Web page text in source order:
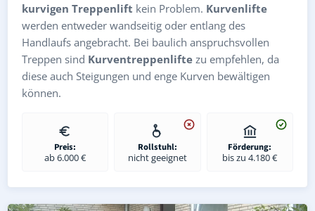
kurvigen Treppenlift kein Problem. Kurvenlifte
werden entweder wandseitig oder entlang des
Handlaufs angebracht. Bei baulich anspruchsvollen
Treppen sind Kurventreppenlifte zu empfehlen, da
diese auch Steigungen und enge Kurven bewältigen
können.
Preis:
ab 6.000 €
Rollstuhl:
nicht geeignet
Förderung:
bis zu 4.180 €